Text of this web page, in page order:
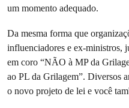
um momento adequado.
Da mesma forma que
influenciadores e ex-ministros,
em coro “NÃO à MP da
ao PL da Grilagem”. Diversos
o novo projeto de lei e você